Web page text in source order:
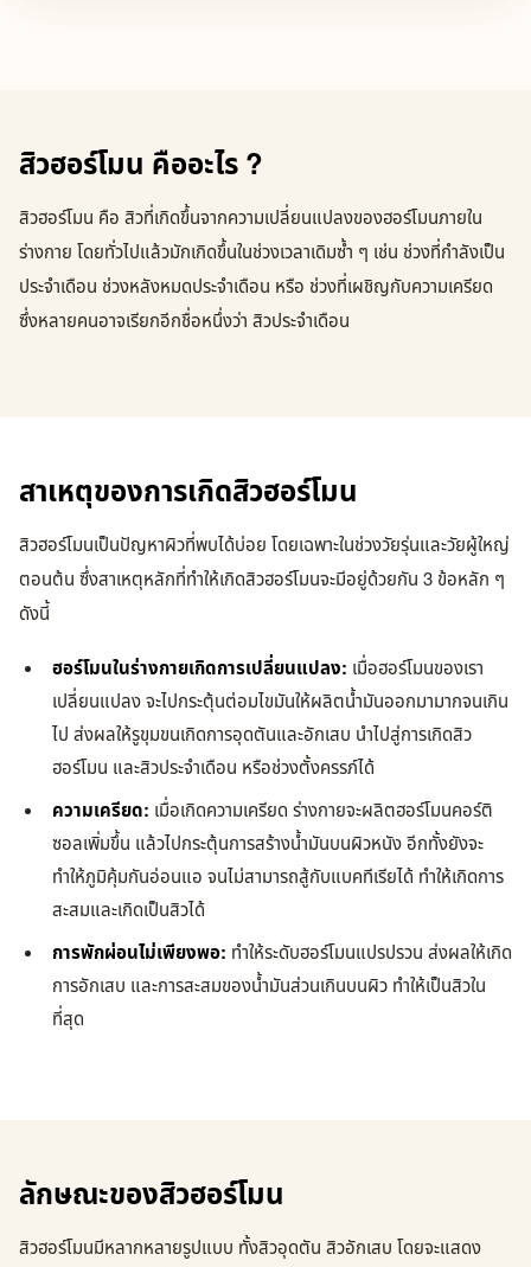
สิวฮอร์โมน คืออะไร ?
สิวฮอร์โมน คือ สิวที่เกิดขึ้นจากความเปลี่ยนแปลงของฮอร์โมนภายใน
ร่างกาย โดยทั่วไปแล้วมักเกิดขึ้นในช่วงเวลาเดิมซ้ำ ๆ เช่น ช่วงที่กำลังเป็น
ประจำเดือน ช่วงหลังหมดประจำเดือน หรือ ช่วงที่เผชิญกับความเครียด
ซึ่งหลายคนอาจเรียกอีกชื่อหนึ่งว่า สิวประจำเดือน
สาเหตุของการเกิดสิวฮอร์โมน
สิวฮอร์โมนเป็นปัญหาผิวที่พบได้บ่อย โดยเฉพาะในช่วงวัยรุ่นและวัยผู้ใหญ่
ตอนต้น ซึ่งสาเหตุหลักที่ทำให้เกิดสิวฮอร์โมนจะมีอยู่ด้วยกัน 3 ข้อหลัก ๆ
ดังนี้
ฮอร์โมนในร่างกายเกิดการเปลี่ยนแปลง: เมื่อฮอร์โมนของเรา
เปลี่ยนแปลง จะไปกระตุ้นต่อมไขมันให้ผลิตน้ำมันออกมามากจนเกิน
ไป ส่งผลให้รูขุมขนเกิดการอุดตันและอักเสบ นำไปสู่การเกิดสิว
ฮอร์โมน และสิวประจำเดือน หรือช่วงตั้งครรภ์ได้
ความเครียด: เมื่อเกิดความเครียด ร่างกายจะผลิตฮอร์โมนคอร์ติ
ซอลเพิ่มขึ้น แล้วไปกระตุ้นการสร้างน้ำมันบนผิวหนัง อีกทั้งยังจะ
ทำให้ภูมิคุ้มกันอ่อนแอ จนไม่สามารถสู้กับแบคทีเรียได้ ทำให้เกิดการ
สะสมและเกิดเป็นสิวได้
การพักผ่อนไม่เพียงพอ: ทำให้ระดับฮอร์โมนแปรปรวน ส่งผลให้เกิด
การอักเสบ และการสะสมของน้ำมันส่วนเกินบนผิว ทำให้เป็นสิวใน
ที่สุด
ลักษณะของสิวฮอร์โมน
สิวฮอร์โมนมีหลากหลายรูปแบบ ทั้งสิวอุดตัน สิวอักเสบ โดยจะแสดง